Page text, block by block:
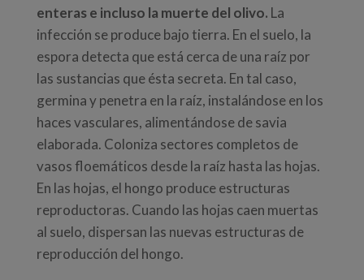
enteras e incluso la muerte del olivo. La
infección se produce bajo tierra. En el suelo, la
espora detecta que está cerca de una raíz por
las sustancias que ésta secreta. En tal caso,
germina y penetra en la raíz, instalándose en los
haces vasculares, alimentándose de savia
elaborada. Coloniza sectores completos de
vasos floemáticos desde la raíz hasta las hojas.
En las hojas, el hongo produce estructuras
reproductoras. Cuando las hojas caen muertas
al suelo, dispersan las nuevas estructuras de
reproducción del hongo.